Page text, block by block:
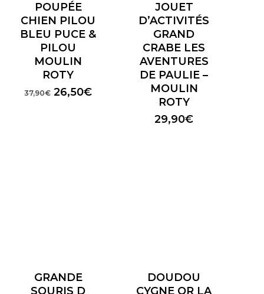
POUPÉE
CHIEN PILOU
BLEU PUCE &
PILOU
MOULIN
ROTY
37,90€ Le
26,50€Le
JOUET
D’ACTIVITÉS
GRAND
CRABE LES
AVENTURES
DE PAULIE –
MOULIN
ROTY
29,90€
GRANDE
SOURIS D
DOUDOU
CYGNE OR LA